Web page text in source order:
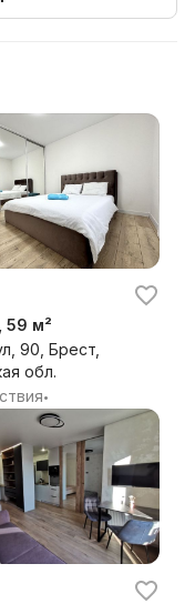
максимальном
вас время ( по
комфортным!
59 м²
90, Брест,
обл.
•